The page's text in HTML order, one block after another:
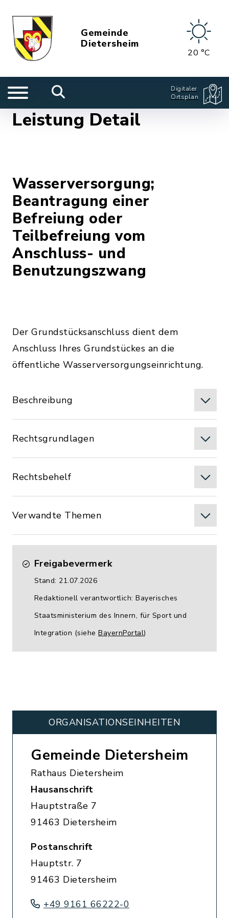
Gemeinde
Dietersheim
20 °C
Digitaler
Ortsplan
Leistung Detail
Wasserversorgung;
Beantragung einer
Befreiung oder
Teilbefreiung vom
Anschluss- und
Benutzungszwang
Der Grundstücksanschluss dient dem
Anschluss Ihres Grundstückes an die
öffentliche Wasserversorgungseinrichtung.
Beschreibung
Rechtsgrundlagen
Rechtsbehelf
Verwandte Themen
Freigabevermerk
Stand: 21.07.2026
Redaktionell verantwortlich: Bayerisches
Staatsministerium des Innern, für Sport und
Integration (siehe BayernPortal)
ORGANISATIONS­EINHEITEN
Gemeinde Dietersheim
Rathaus Dietersheim
Hausanschrift
Hauptstraße 7
91463 Dietersheim
Postanschrift
Hauptstr. 7
91463 Dietersheim
+49 9161 66222-0